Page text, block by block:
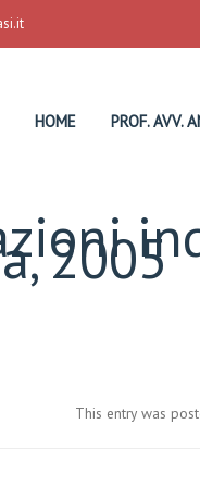
HOME PROF. AVV.
2005
This entry was